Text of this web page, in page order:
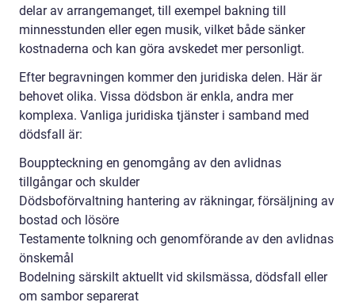
delar av arrangemanget, till exempel bakning till
minnesstunden eller egen musik, vilket både sänker
kostnaderna och kan göra avskedet mer personligt.
Efter begravningen kommer den juridiska delen. Här är
behovet olika. Vissa dödsbon är enkla, andra mer
komplexa. Vanliga juridiska tjänster i samband med
dödsfall är:
Bouppteckning en genomgång av den avlidnas
tillgångar och skulder
Dödsboförvaltning hantering av räkningar, försäljning av
bostad och lösöre
Testamente tolkning och genomförande av den avlidnas
önskemål
Bodelning särskilt aktuellt vid skilsmässa, dödsfall eller
om sambor separerat